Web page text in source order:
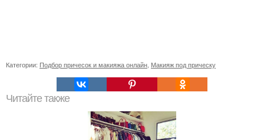
Категории: Подбор причесок и макияжа онлайн Макияж под прическу
Читайте также